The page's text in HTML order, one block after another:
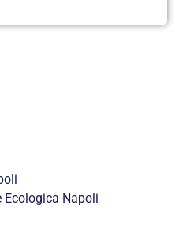
Ecologica Napoli